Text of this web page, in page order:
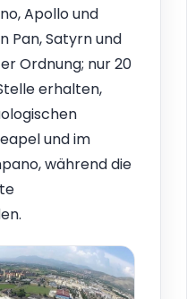
Apollo und
Pan, Satyrn und
Ordnung; nur 20
erhalten,
und im
während die